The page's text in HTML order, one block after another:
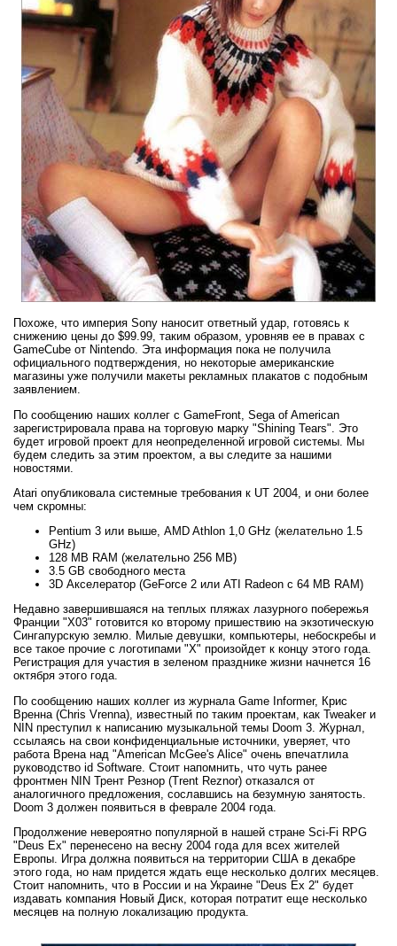
Похоже, что империя Sony наносит ответный удар, готовясь к
снижению цены до $99.99, таким образом, уровняв ее в правах с
GameCube от Nintendo. Эта информация пока не получила
официального подтверждения, но некоторые американские
магазины уже получили макеты рекламных плакатов с подобным
заявлением.
По сообщению наших коллег с GameFront, Sega of American
зарегистрировала права на торговую марку "Shining Tears". Это
будет игровой проект для неопределенной игровой системы. Мы
будем следить за этим проектом, а вы следите за нашими
новостями.
Atari опубликовала системные требования к UT 2004, и они более
чем скромны:
Pentium 3 или выше, AMD Athlon 1,0 GHz (желательно 1.5
GHz)
128 MB RAM (желательно 256 MB)
3.5 GB свободного места
3D Акселератор (GeForce 2 или ATI Radeon с 64 MB RAM)
Недавно завершившаяся на теплых пляжах лазурного побережья
Франции "X03" готовится ко второму пришествию на экзотическую
Сингапурскую землю. Милые девушки, компьютеры, небоскребы и
все такое прочие с логотипами "X" произойдет к концу этого года.
Регистрация для участия в зеленом празднике жизни начнется 16
октября этого года.
По сообщению наших коллег из журнала Game Informer, Крис
Вренна (Chris Vrenna), известный по таким проектам, как Tweaker и
NIN преступил к написанию музыкальной темы Doom 3. Журнал,
ссылаясь на свои конфиденциальные источники, уверяет, что
работа Врена над "American McGee's Alice" очень впечатлила
руководство id Software. Стоит напомнить, что чуть ранее
фронтмен NIN Трент Резнор (Trent Reznor) отказался от
аналогичного предложения, сославшись на безумную занятость.
Doom 3 должен появиться в феврале 2004 года.
Продолжение невероятно популярной в нашей стране Sci-Fi RPG
"Deus Ex" перенесено на весну 2004 года для всех жителей
Европы. Игра должна появиться на территории США в декабре
этого года, но нам придется ждать еще несколько долгих месяцев.
Стоит напомнить, что в России и на Украине "Deus Ex 2" будет
издавать компания Новый Диск, которая потратит еще несколько
месяцев на полную локализацию продукта.